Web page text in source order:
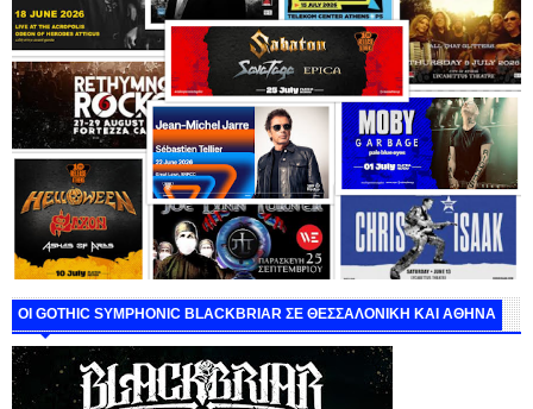
ΟΙ GOTHIC SYMPHONIC BLACKBRIAR ΣΕ ΘΕΣΣΑΛΟΝΙΚΗ ΚΑΙ ΑΘΗΝΑ